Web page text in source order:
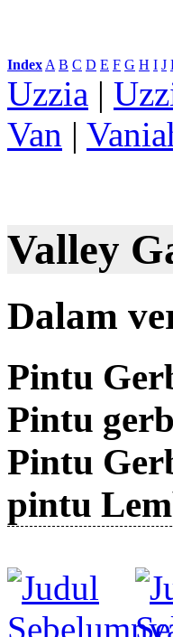
Index: A B C D E F G H I J
Uzzia |
Van |
Valley
Dalam
Pintu
Pintu
Pintu
pintu